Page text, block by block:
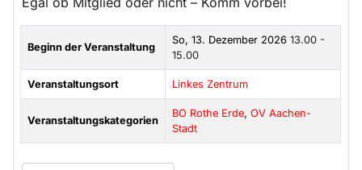
Beginn der Veranstaltung
So, 13. Dezember 202613.00 -
15.00
Veranstaltungsort Linkes Zentrum
Veranstaltungskategorien
BO Rothe Erde,OV Aachen-
Stadt